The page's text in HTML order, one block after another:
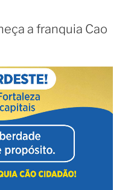
a franquia Cao